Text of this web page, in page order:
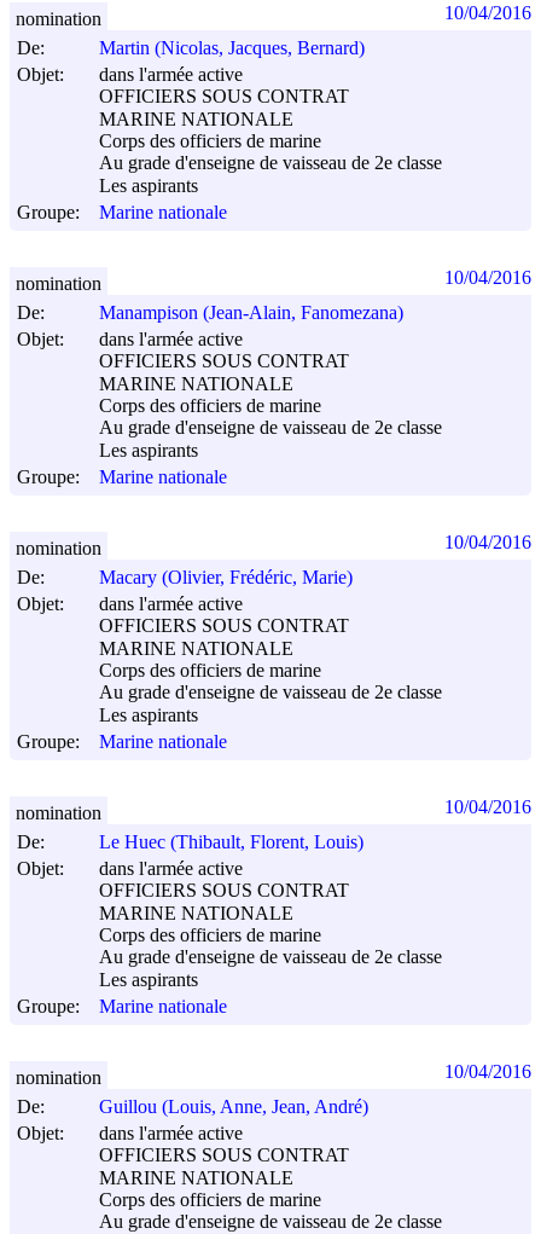
De:
Martin (Nicolas, Jacques, Bernard)
Objet:
dans l'armée active
OFFICIERS SOUS CONTRAT
MARINE NATIONALE
Corps des officiers de marine
Au grade d'enseigne de vaisseau de 2e classe
Les aspirants
Groupe:
Marine nationale
nomination 10/04/2016
De:
Manampison (Jean-Alain, Fanomezana)
Objet:
dans l'armée active
OFFICIERS SOUS CONTRAT
MARINE NATIONALE
Corps des officiers de marine
Au grade d'enseigne de vaisseau de 2e classe
Les aspirants
Groupe:
Marine nationale
nomination 10/04/2016
De:
Macary (Olivier, Frédéric, Marie)
Objet:
dans l'armée active
OFFICIERS SOUS CONTRAT
MARINE NATIONALE
Corps des officiers de marine
Au grade d'enseigne de vaisseau de 2e classe
Les aspirants
Groupe:
Marine nationale
nomination 10/04/2016
De:
Le Huec (Thibault, Florent, Louis)
Objet:
dans l'armée active
OFFICIERS SOUS CONTRAT
MARINE NATIONALE
Corps des officiers de marine
Au grade d'enseigne de vaisseau de 2e classe
Les aspirants
Groupe:
Marine nationale
nomination 10/04/2016
De:
Guillou (Louis, Anne, Jean, André)
Objet:
dans l'armée active
OFFICIERS SOUS CONTRAT
MARINE NATIONALE
Corps des officiers de marine
Au grade d'enseigne de vaisseau de 2e classe
nomination 10/04/2016